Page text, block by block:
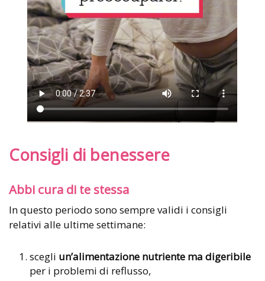
Consigli di benessere
Abbi cura di te stessa
In questo periodo sono sempre validi i consigli
relativi alle ultime settimane:
scegli un’alimentazione nutriente ma digeribile
per i problemi di reflusso,